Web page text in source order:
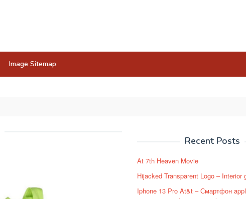
Image Sitemap
Recent Posts
At 7th Heaven Movie
Hijacked Transparent Logo – Interior
Iphone 13 Pro At&t – Смартфон